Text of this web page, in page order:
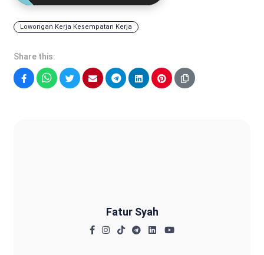
Lowongan Kerja Kesempatan Kerja
Share this:
Fatur Syah